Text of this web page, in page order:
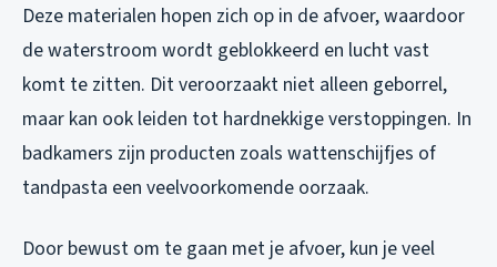
Deze materialen hopen zich op in de afvoer, waardoor
de waterstroom wordt geblokkeerd en lucht vast
komt te zitten. Dit veroorzaakt niet alleen geborrel,
maar kan ook leiden tot hardnekkige verstoppingen. In
badkamers zijn producten zoals wattenschijfjes of
tandpasta een veelvoorkomende oorzaak.
Door bewust om te gaan met je afvoer, kun je veel